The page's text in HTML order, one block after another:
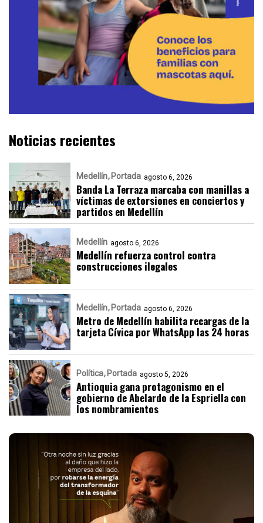
Noticias recientes
Medellín Portada agosto 6, 2026
Banda La Terraza marcaba con manillas a
víctimas de extorsiones en conciertos y
partidos en Medellín
Medellín agosto 6, 2026
Medellín refuerza control contra
construcciones ilegales
Medellín Portada agosto 6, 2026
Metro de Medellín habilita recargas de la
tarjeta Cívica por WhatsApp las 24 horas
Política Portada agosto 5, 2026
Antioquia gana protagonismo en el
gobierno de Abelardo de la Espriella con
los nombramientos